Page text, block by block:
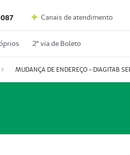
Canais de atendimento
2º via de Boleto